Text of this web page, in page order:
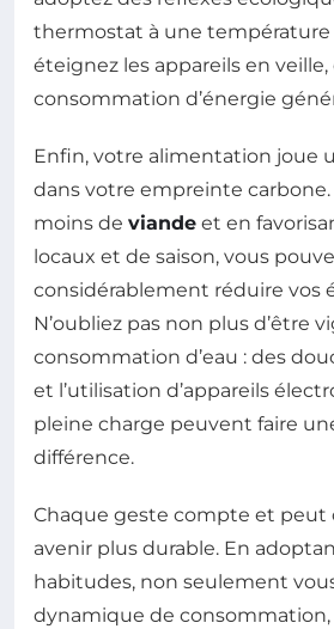
thermostat à une température
éteignez les appareils en
consommation d’énergie
Enfin, votre alimentation joue
dans votre empreinte
moins de viande et en
locaux et de saison, vous
considérablement réduire vos
N’oubliez pas non plus d’être
consommation d’eau : des
et l’utilisation d’appareils
pleine charge peuvent faire
différence.
Chaque geste compte et peut
avenir plus durable. En
habitudes, non seulement
dynamique de consommation,